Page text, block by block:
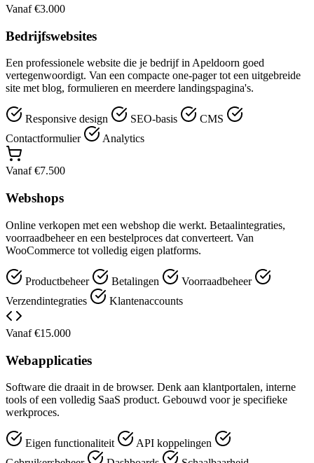
Vanaf €3.000
Bedrijfswebsites
Een professionele website die je bedrijf in Apeldoorn goed
vertegenwoordigt. Van een compacte one-pager tot een uitgebreide
site met blog, formulieren en meerdere landingspagina's.
Responsive design SEO-basis
CMS
Contactformulier
Analytics
Vanaf €7.500
Webshops
Online verkopen met een webshop die werkt. Betaalintegraties,
voorraadbeheer en een bestelproces dat converteert. Van
WooCommerce tot volledig eigen platforms.
Productbeheer Betalingen
Voorraadbeheer
Verzendintegraties
Klantenaccounts
Vanaf €15.000
Webapplicaties
Software die draait in de browser. Denk aan klantportalen, interne
tools of een volledig SaaS product. Gebouwd voor je specifieke
werkproces.
Eigen functionaliteit
API koppelingen